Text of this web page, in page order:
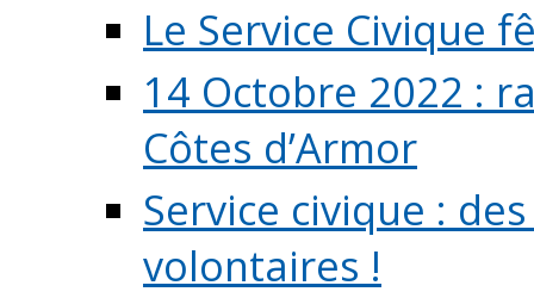
Le Service Civique
14 Octobre 2022 :
Côtes d’Armor
Service civique :
volontaires !